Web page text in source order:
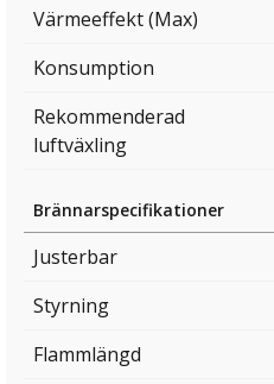
Värmeeffekt (Max)
Konsumption
Rekommenderad
luftväxling
Brännarspecifikationer
Justerbar
Styrning
Flammlängd